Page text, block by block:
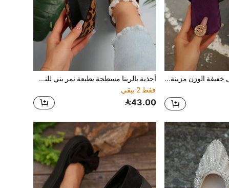
صنادل كاجوال خفيفة الوزن مزينة بالكريستال، صنادل شاطئية مسطحة على الطراز الفرنسي للصيف
أحذية بالرينا مسطحة بطبعة نمر بني للنساء، مريحة للخريف/الشتاء وربيع/صيف
فقط 2 بيقي
43.00